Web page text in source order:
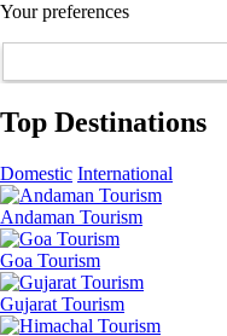
Your preferences
Top Destinations
Domestic International
Andaman Tourism
Goa Tourism
Gujarat Tourism